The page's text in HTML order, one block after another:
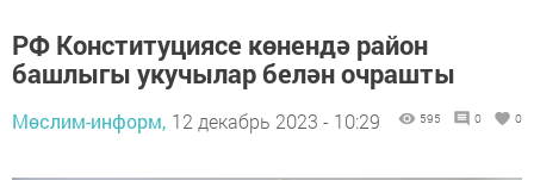
РФ Конституциясе көнендә район
башлыгы укучылар белән очрашты
Мөслим-информ, 12 декабрь 2023 - 10:29 595 0 0